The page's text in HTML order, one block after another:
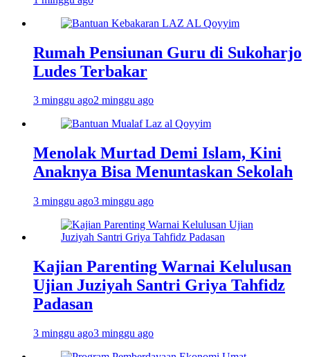
Rumah Pensiunan Guru di Sukoharjo
Ludes Terbakar
3 minggu ago2 minggu ago
Menolak Murtad Demi Islam, Kini
Anaknya Bisa Menuntaskan Sekolah
3 minggu ago3 minggu ago
Kajian Parenting Warnai Kelulusan
Ujian Juziyah Santri Griya Tahfidz
Padasan
3 minggu ago3 minggu ago